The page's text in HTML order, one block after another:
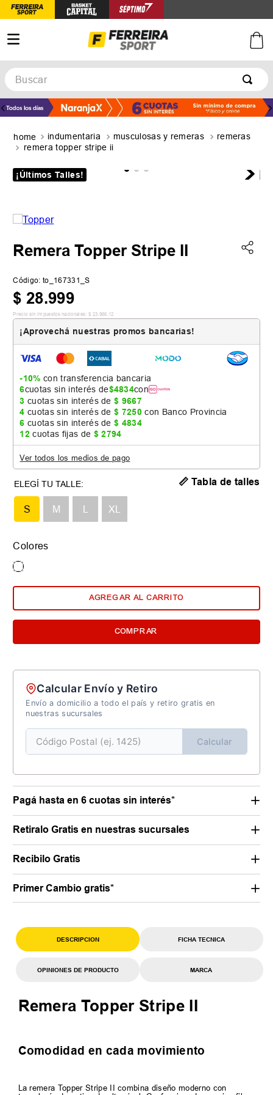
Buscar
TÉRMINOS MÁS BUSCADOS
.
zapatillas
indumentaria musculosas y remeras
remeras
remera topper stripe ii
¡Últimos Talles!
Remera Topper Stripe II
Código: to_167331_S
$ 28.999
Precio sin impuestos nacionales: $ 23 966 12
¡Aprovechá nuestras promos bancarias!
-10% con transferencia bancaria
6cuotas sin interés de$4834con
3 cuotas sin interés de$ 9667
4 cuotas sin interés de$ 7250 con Banco Provincia
6 cuotas sin interés de$ 4834
12 cuotas fijas de $ 2794
Ver todos los medios de pago
S L
M XL
📏 Tabla de talles
Colores
AGREGAR AL CARRITO
COMPRAR
Calcular Envío y Retiro
Envío a domicilio a todo el país y retiro gratis en
nuestras sucursales
Calcular
Pagá hasta en 6 cuotas sin interés*
Retiralo Gratis en nuestras sucursales
Recibilo Gratis
Primer Cambio gratis*
DESCRIPCION FICHA TECNICA
OPINIONES DE PRODUCTO MARCA
Remera Topper Stripe II
Comodidad en cada movimiento
La remera Topper Stripe II combina diseño moderno con